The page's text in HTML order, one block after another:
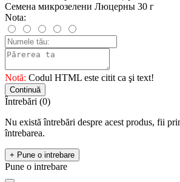
Семена микрозелени Люцерны 30 г
Nota:
Notă: Codul HTML este citit ca şi text!
Continuă
Întrebări (0)
Nu există întrebări despre acest produs, fii
întrebarea.
+ Pune o intrebare
Pune o intrebare